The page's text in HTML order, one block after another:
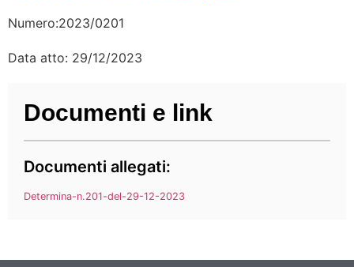
Numero:2023/0201
Data atto: 29/12/2023
Documenti e link
Documenti allegati:
Determina-n.201-del-29-12-2023